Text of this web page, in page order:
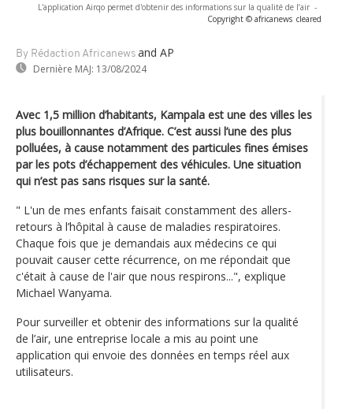
L'application Airqo permet d'obtenir des informations sur la qualité de l’air -
Copyright © africanews cleared
By Rédaction Africanews and AP
Dernière MAJ: 13/08/2024
Avec 1,5 million d’habitants, Kampala est une des villes les
plus bouillonnantes d’Afrique. C’est aussi l’une des plus
polluées, à cause notamment des particules fines émises
par les pots d’échappement des véhicules. Une situation
qui n’est pas sans risques sur la santé.
" L'un de mes enfants faisait constamment des allers-
retours à l’hôpital à cause de maladies respiratoires.
Chaque fois que je demandais aux médecins ce qui
pouvait causer cette récurrence, on me répondait que
c'était à cause de l'air que nous respirons...", explique
Michael Wanyama.
Pour surveiller et obtenir des informations sur la qualité
de l’air, une entreprise locale a mis au point une
application qui envoie des données en temps réel aux
utilisateurs.